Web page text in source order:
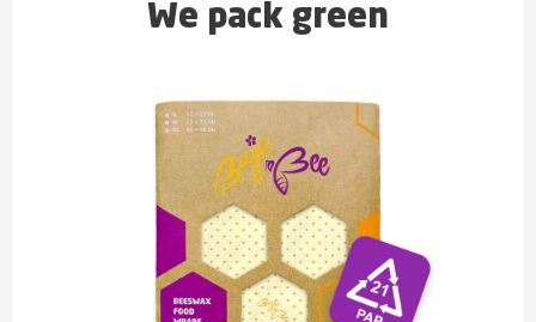
We pack green